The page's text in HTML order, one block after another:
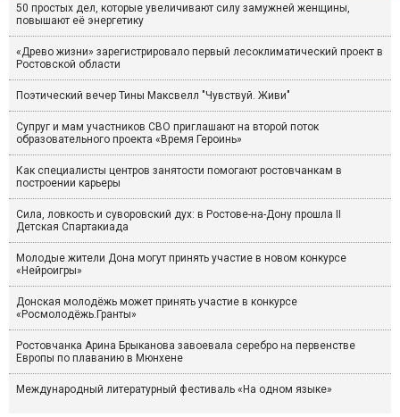
50 простых дел, которые увеличивают силу замужней женщины,
повышают её энергетику
«Древо жизни» зарегистрировало первый лесоклиматический проект в
Ростовской области
Поэтический вечер Тины Максвелл "Чувствуй. Живи"
Супруг и мам участников СВО приглашают на второй поток
образовательного проекта «Время Героинь»
Как специалисты центров занятости помогают ростовчанкам в
построении карьеры
Сила, ловкость и суворовский дух: в Ростове-на-Дону прошла II
Детская Спартакиада
Молодые жители Дона могут принять участие в новом конкурсе
«Нейроигры»
Донская молодёжь может принять участие в конкурсе
«Росмолодёжь.Гранты»
Ростовчанка Арина Брыканова завоевала серебро на первенстве
Европы по плаванию в Мюнхене
Международный литературный фестиваль «На одном языке»